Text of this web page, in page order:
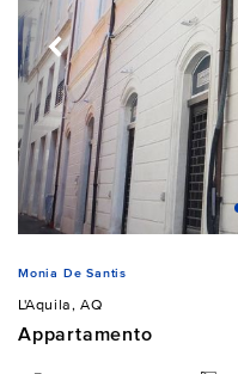
Monia De Santis
L'Aquila, AQ
Appartamento